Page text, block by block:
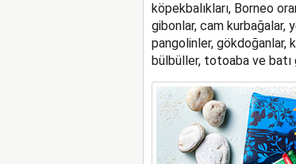
köpekbalıkları, Borneo
gibonlar, cam kurbağalar,
pangolinler, gökdoğanlar,
bülbüller, totoaba ve batı